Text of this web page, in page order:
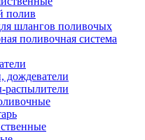
полив
шлангов поливочых
поливочная система
дождеватели
распылители